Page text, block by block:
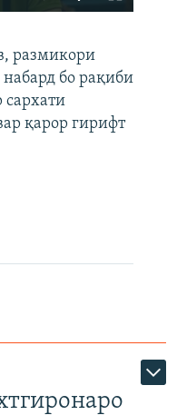
480p
360p
480p
размикори
бо рақиби
қарор гирифт